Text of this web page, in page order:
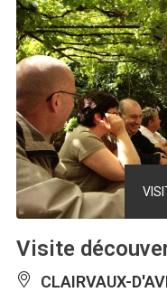
Visite
CLAIRVAUX-